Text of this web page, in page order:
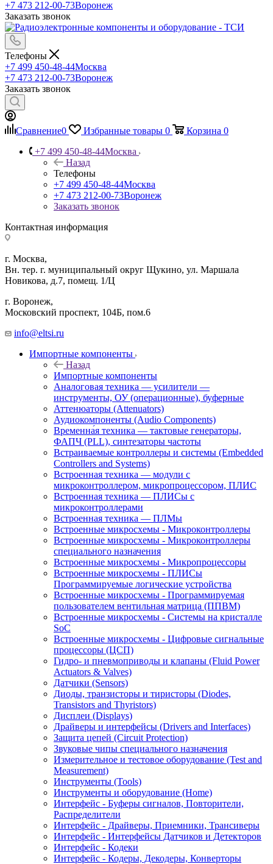
+7 473 212-00-73Воронеж
Заказать звонок
Телефоны
+7 499 450-48-44Москва
+7 473 212-00-73Воронеж
Заказать звонок
Сравнение0 Избранные товары 0 Корзина 0
+7 499 450-48-44Москва
Назад
Телефоны
+7 499 450-48-44Москва
+7 473 212-00-73Воронеж
Заказать звонок
Контактная информация
г. Москва,
Вн. тер. г. муниципальный округ Щукино, ул. Маршала
Новикова, д.7, помещ. 1/Ц
г. Воронеж,
​Московский проспект, 104Б, пом.6
info@eltsi.ru
Импортные компоненты
Назад
Импортные компоненты
Аналоговая техника — усилители —
инструменты, ОУ (операционные), буферные
Аттенюаторы (Attenuators)
Аудиокомпоненты (Audio Components)
Временна́я техника — тактовые генераторы,
ФАПЧ (PLL), синтезаторы частоты
Встраиваемые контроллеры и системы (Embedded
Controllers and Systems)
Встроенная техника — модули с
микроконтроллером, микропроцессором, ПЛИС
Встроенная техника — ПЛИСы с
микроконтроллерами
Встроенная техника — ПЛМы
Встроенные микросхемы - Микроконтроллеры
Встроенные микросхемы - Микроконтроллеры
специального назначения
Встроенные микросхемы - Микропроцессоры
Встроенные микросхемы - ПЛИСы
Программируемые логические устройства
Встроенные микросхемы - Программируемая
пользователем вентильная матрица (ППВМ)
Встроенные микросхемы - Системы на кристалле
SoC
Встроенные микросхемы - Цифровые сигнальные
процессоры (ЦСП)
Гидро- и пневмоприводы и клапаны (Fluid Power
Actuators & Valves)
Датчики (Sensors)
Диоды, транзисторы и тиристоры (Diodes,
Transistors and Thyristors)
Дисплеи (Displays)
Драйверы и интерфейсы (Drivers and Interfaces)
Защита цепей (Circuit Protection)
Звуковые чипы специального назначения
Измерительное и тестовое оборудование (Test and
Measurement)
Инструменты (Tools)
Инструменты и оборудование (Home)
Интерфейс - Буферы сигналов, Повторители,
Распределители
Интерфейс - Драйверы, Приемники, Трансиверы
Интерфейс - Интерфейсы Датчиков и Детекторов
Интерфейс - Кодеки
Интерфейс - Кодеры, Декодеры, Конверторы